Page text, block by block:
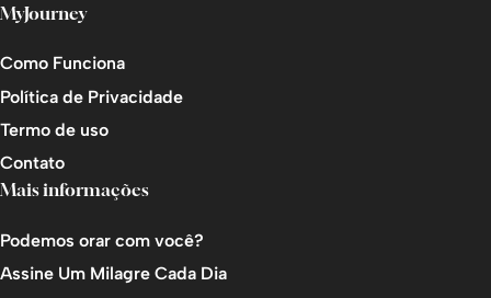
MyJourney
Como Funciona
Política de Privacidade
Termo de uso
Contato
Mais informações
Podemos orar com você?
Assine Um Milagre Cada Dia